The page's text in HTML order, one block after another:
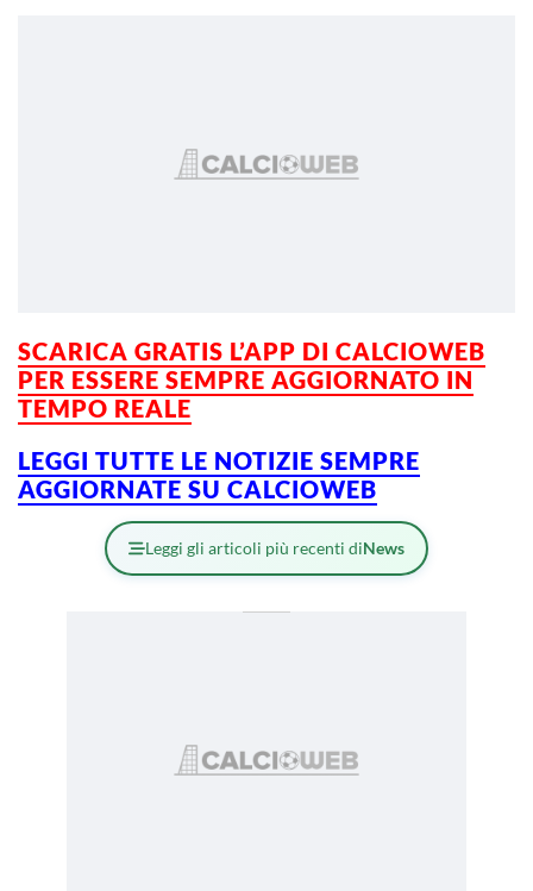
SCARICA GRATIS L’APP DI CALCIOWEB
PER ESSERE SEMPRE AGGIORNATO IN
TEMPO REALE
LEGGI TUTTE LE NOTIZIE SEMPRE
AGGIORNATE SU CALCIOWEB
Leggi gli articoli più recenti diNews